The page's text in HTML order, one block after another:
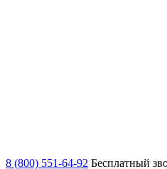
8 (800) 551-64-92 Бесплатный